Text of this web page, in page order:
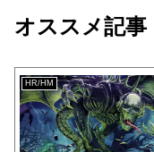
オススメ記事
HR/HM